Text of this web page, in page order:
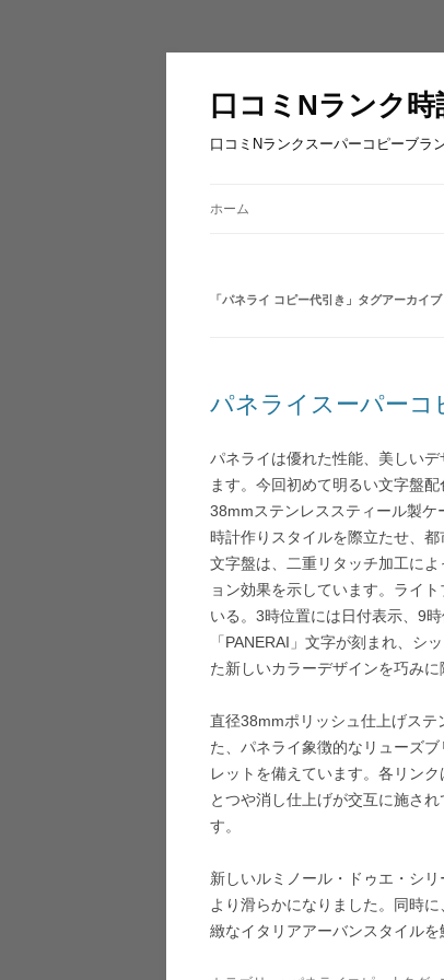
口コミNランク
口コミNランクスーパーコピーブラ
ホーム
「パネライ コピー代引き 」タグアーカイブ
パネライスーパーコ
パネライは優れた性能、美しい
ます。今回初めて明るい文字盤
38mmステンレススティール製ケ
時計作りスタイルを際立たせ、
文字盤は、二重リタッチ加工に
ョン効果を示しています。ライ
いる。3時位置には日付表示、9
「PANERAI」文字が刻まれ、シ
た新しいカラーデザインを巧みに
直径38mmポリッシュ仕上げステ
た、パネライ象徴的なリューズ
レットを備えています。各リン
とつや消し仕上げが交互に施さ
す。
新しいルミノール・ドゥエ・シ
より滑らかになりました。同時
緻なイタリアアーバンスタイルを